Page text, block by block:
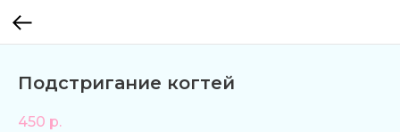
Подстригание когтей
450 р.